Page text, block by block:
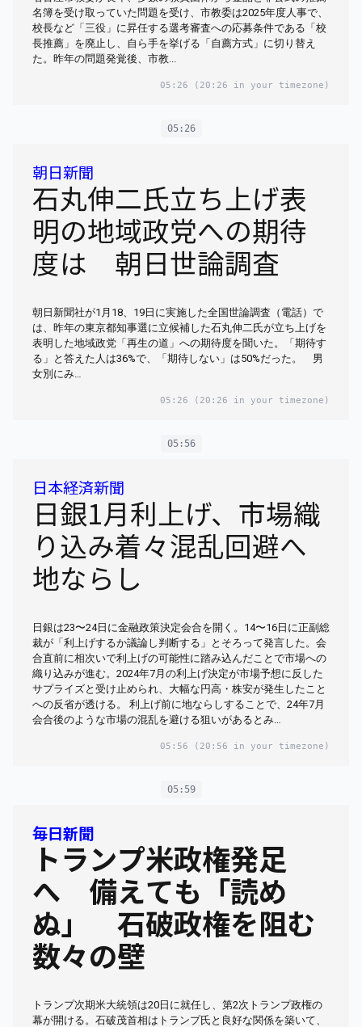
名簿を受け取っていた問題を受け、市教委は2025年度人事で、
校長など「三役」に昇任する選考審査への応募条件である「校
長推薦」を廃止し、自ら手を挙げる「自薦方式」に切り替え
た。昨年の問題発覚後、市教...
05:26 (20:26 in your timezone)
05:26
朝日新聞
石丸伸二氏立ち上げ表
明の地域政党への期待
度は 朝日世論調査
朝日新聞社が1月18、19日に実施した全国世論調査（電話）で
は、昨年の東京都知事選に立候補した石丸伸二氏が立ち上げを
表明した地域政党「再生の道」への期待度を聞いた。「期待す
る」と答えた人は36%で、「期待しない」は50%だった。 男
女別にみ…
05:26 (20:26 in your timezone)
05:56
日本経済新聞
日銀1月利上げ、市場織
り込み着々混乱回避へ
地ならし
日銀は23〜24日に金融政策決定会合を開く。14〜16日に正副総
裁が「利上げするか議論し判断する」とそろって発言した。会
合直前に相次いで利上げの可能性に踏み込んだことで市場への
織り込みが進む。2024年7月の利上げ決定が市場予想に反した
サプライズと受け止められ、大幅な円高・株安が発生したこと
への反省が透ける。 利上げ前に地ならしすることで、24年7月
会合後のような市場の混乱を避ける狙いがあるとみ…
05:56 (20:56 in your timezone)
05:59
毎日新聞
トランプ米政権発足
へ 備えても「読め
ぬ」 石破政権を阻む
数々の壁
トランプ次期米大統領は20日に就任し、第2次トランプ政権の
幕が開ける。石破茂首相はトランプ氏と良好な関係を築いて、